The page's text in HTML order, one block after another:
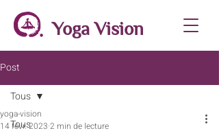
Yoga Vision
Post
Tous
Tous
yoga-vision
14 févr. 2023 2 min de lecture